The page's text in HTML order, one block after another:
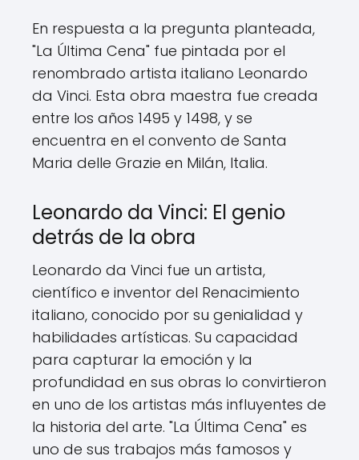
En respuesta a la pregunta planteada,
"La Última Cena" fue pintada por el
renombrado artista italiano Leonardo
da Vinci. Esta obra maestra fue creada
entre los años 1495 y 1498, y se
encuentra en el convento de Santa
Maria delle Grazie en Milán, Italia.
Leonardo da Vinci: El genio
detrás de la obra
Leonardo da Vinci fue un artista,
científico e inventor del Renacimiento
italiano, conocido por su genialidad y
habilidades artísticas. Su capacidad
para capturar la emoción y la
profundidad en sus obras lo convirtieron
en uno de los artistas más influyentes de
la historia del arte. "La Última Cena" es
uno de sus trabajos más famosos y